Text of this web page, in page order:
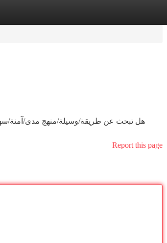
هل تبحث عن طريقة/وسيلة/منهج مدى/آمنة/
Report this page